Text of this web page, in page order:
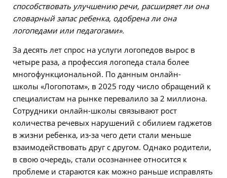
способствовать улучшению речи, расширяет ли она
словарный запас ребенка, одобрена ли она
логопедами или педагогами».
За десять лет спрос на услуги логопедов вырос в
четыре раза, а профессия логопеда стала более
многофункциональной. По данным онлайн-
школы «Логопотам», в 2025 году число обращений к
специалистам на рынке перевалило за 2 миллиона.
Сотрудники онлайн-школы связывают рост
количества речевых нарушений с обилием гаджетов
в жизни ребенка, из-за чего дети стали меньше
взаимодействовать друг с другом. Однако родители,
в свою очередь, стали осознаннее относится к
проблеме и стараются как можно раньше исправлять